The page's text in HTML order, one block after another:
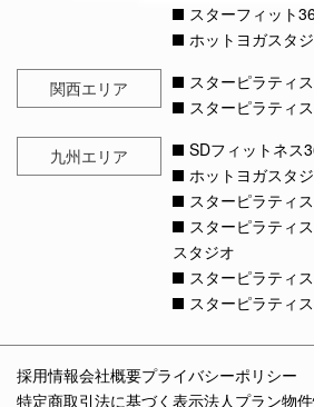
スターフィット
ホットヨガスタ
関西エリア
スターピラティ
スターピラティ
九州エリア
SDフィットネス
ホットヨガスタ
スターピラティ
スターピラティ
スタジオ
スターピラティ
スターピラティ
採用情報会社概要プライバシーポリシー
特定商取引法に基づく表示法人プラン物